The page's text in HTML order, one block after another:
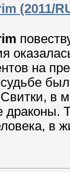
(2011/
на
в
в